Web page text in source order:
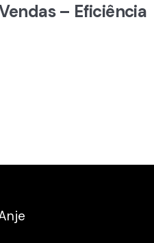
– Eficiência